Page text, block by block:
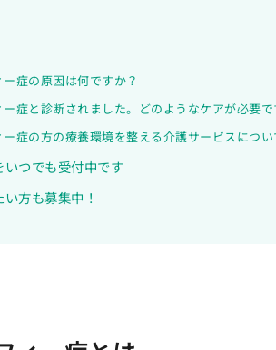
症の原因は何ですか？
症と診断されました。どのようなケアが必要で
症の方の療養環境を整える介護サービスについ
つでも受付中です
方も募集中！